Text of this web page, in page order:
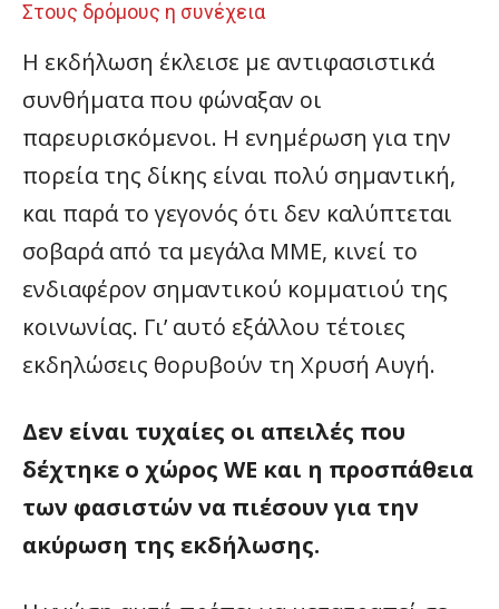
Στους δρόμους η συνέχεια
Η εκδήλωση έκλεισε με αντιφασιστικά
συνθήματα που φώναξαν οι
παρευρισκόμενοι. Η ενημέρωση για την
πορεία της δίκης είναι πολύ σημαντική,
και παρά το γεγονός ότι δεν καλύπτεται
σοβαρά από τα μεγάλα ΜΜΕ, κινεί το
ενδιαφέρον σημαντικού κομματιού της
κοινωνίας. Γι’ αυτό εξάλλου τέτοιες
εκδηλώσεις θορυβούν τη Χρυσή Αυγή.
Δεν είναι τυχαίες οι απειλές που
δέχτηκε ο χώρος WE και η προσπάθεια
των φασιστών να πιέσουν για την
ακύρωση της εκδήλωσης.